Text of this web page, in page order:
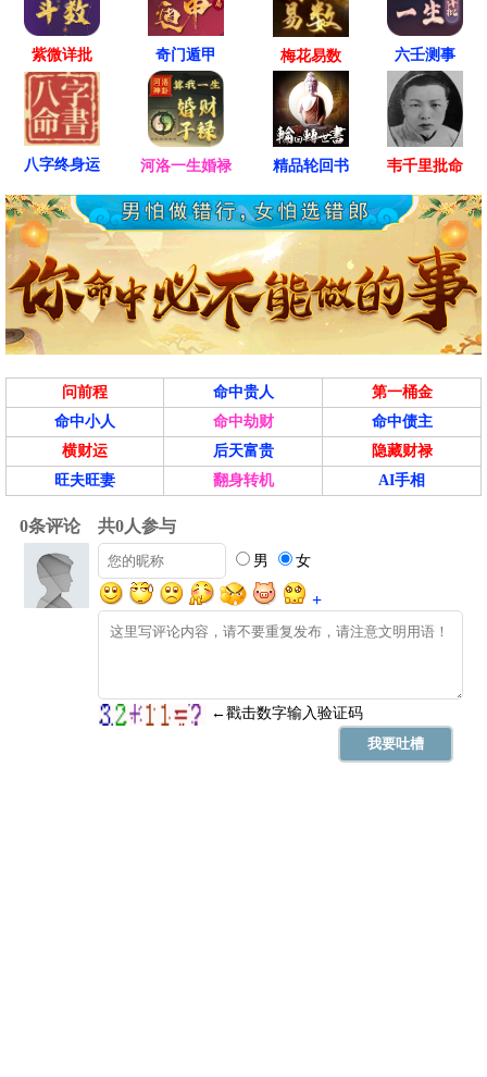
紫微详批 奇门遁甲 梅花易数 六壬测事
八字终身运 河洛一生婚禄 精品轮回书 韦千里批命
问前程 命中贵人
第一桶金
命中小人
命中劫财
命中债主
横财运
后天富贵
隐藏财禄
旺夫旺妻
翻身转机 AI手相